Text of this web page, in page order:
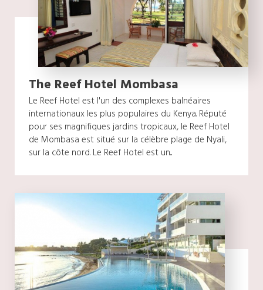
The Reef Hotel Mombasa
Le Reef Hotel est l'un des complexes balnéaires
internationaux les plus populaires du Kenya. Réputé
pour ses magnifiques jardins tropicaux, le Reef Hotel
de Mombasa est situé sur la célèbre plage de Nyali,
sur la côte nord. Le Reef Hotel est un...